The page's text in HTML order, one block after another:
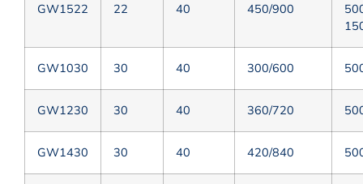
GW1522 22 40 450/900
GW1030 30 40 300/600
GW1230 30 40 360/720
GW1430 30 40 420/840